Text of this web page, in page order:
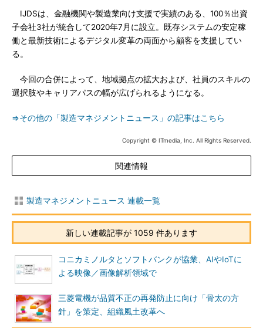
IJDSは、金融機関や製造業向け支援で実績のある、100％出資
子会社3社が統合して2020年7月に設立。既存システムの安定稼
働と最新技術によるデジタル変革の両面から顧客を支援してい
る。
今回の合併によって、地域拠点の拡大および、社員のスキルの
選択肢やキャリアパスの幅が広げられるようになる。
⇒その他の「製造マネジメントニュース」の記事はこちら
Copyright © ITmedia, Inc. All Rights Reserved.
関連情報
製造マネジメントニュース 連載一覧
新しい連載記事が 1059 件あります
コニカミノルタとソフトバンクが協業、AIやIoTに
よる映像／画像解析領域で
三菱電機が品質不正の再発防止に向け「骨太の方
針」を策定、組織風土改革へ